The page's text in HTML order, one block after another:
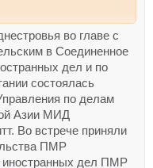
во главе с
в Соединенное
дел и по
состоялась
по делам
Азии МИД
Во встрече приняли
ПМР
иностранных дел ПМР